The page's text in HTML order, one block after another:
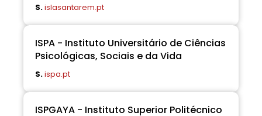
S.islasantarem.pt
ISPA - Instituto Universitário de Ciências
Psicológicas, Sociais e da Vida
S.ispa.pt
ISPGAYA - Instituto Superior Politécnico